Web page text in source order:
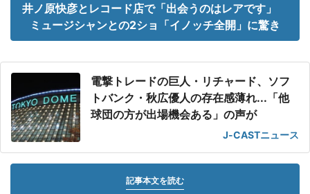
井ノ原快彦とレコード店で「出会うのはレアです」
ミュージシャンとの2ショ「イノッチ全開」に驚き
電撃トレードの巨人・リチャード、ソフ
トバンク・秋広優人の存在感薄れ...「他
球団の方が出場機会ある」の声が
J-CASTニュース
記事本文を読む